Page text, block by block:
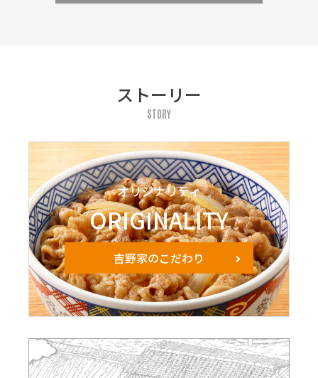
ストーリー
STORY
オリジナリティ
ORIGINALITY
吉野家のこだわり